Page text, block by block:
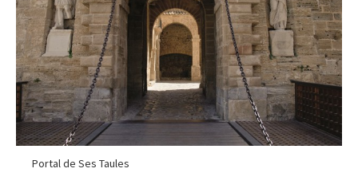
Portal de Ses Taules